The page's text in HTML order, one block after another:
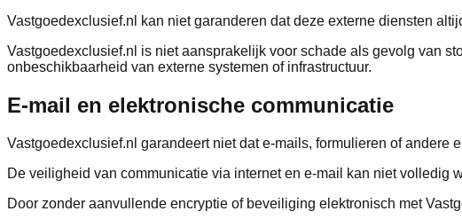
Vastgoedexclusief.nl kan niet garanderen dat deze externe diensten
Vastgoedexclusief.nl is niet aansprakelijk voor schade als gevolg van
onbeschikbaarheid van externe systemen of infrastructuur.
E-mail en elektronische communicatie
Vastgoedexclusief.nl garandeert niet dat e-mails, formulieren of
De veiligheid van communicatie via internet en e-mail kan niet volledig
Door zonder aanvullende encryptie of beveiliging elektronisch met